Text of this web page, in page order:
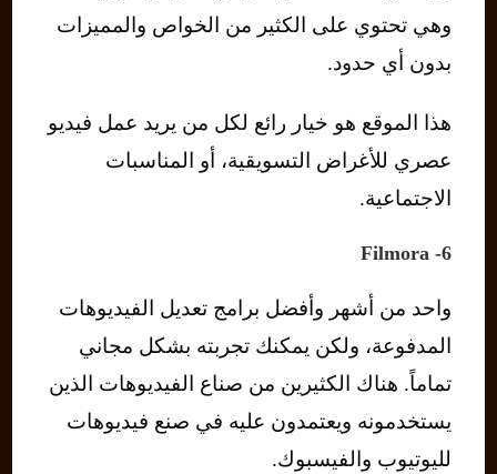
وهي تحتوي على الكثير من الخواص والمميزات
بدون أي حدود.
هذا الموقع هو خيار رائع لكل من يريد عمل فيديو
عصري للأغراض التسويقية، أو المناسبات
الاجتماعية.
6- Filmora
واحد من أشهر وأفضل برامج تعديل الفيديوهات
المدفوعة، ولكن يمكنك تجربته بشكل مجاني
تماماً. هناك الكثيرين من صناع الفيديوهات الذين
يستخدمونه ويعتمدون عليه في صنع فيديوهات
لليوتيوب والفيسبوك.